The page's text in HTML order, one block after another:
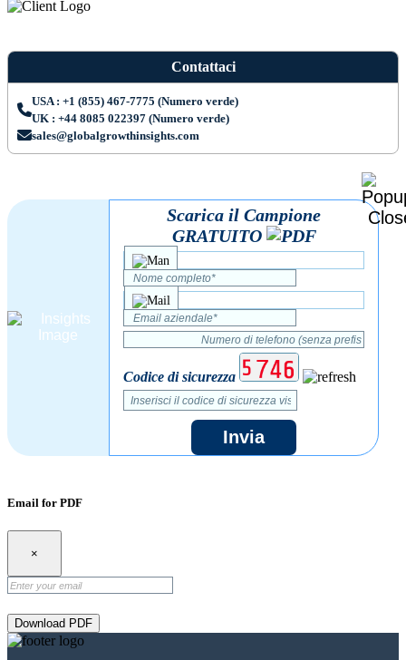
Contattaci
USA : +1 (855) 467-7775 (Numero verde)
UK : +44 8085 022397 (Numero verde)
sales@globalgrowthinsights.com
Scarica il Campione
GRATUITO
Codice di sicurezza
Invia
Email for PDF
×
Download PDF